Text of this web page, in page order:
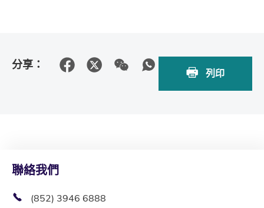
分享：
列印
聯絡我們
(852) 3946 6888